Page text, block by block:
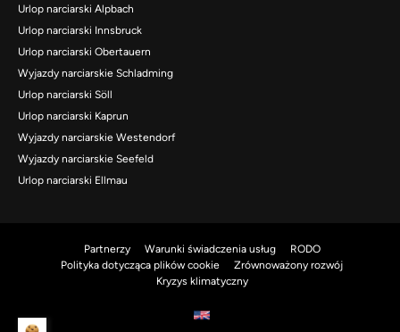
Urlop narciarski Alpbach
Urlop narciarski Innsbruck
Urlop narciarski Obertauern
Wyjazdy narciarskie Schladming
Urlop narciarski Söll
Urlop narciarski Kaprun
Wyjazdy narciarskie Westendorf
Wyjazdy narciarskie Seefeld
Urlop narciarski Ellmau
Partnerzy Warunki świadczenia usług
RODO
Polityka dotycząca plików cookie
Zrównoważony rozwój
Kryzys klimatyczny